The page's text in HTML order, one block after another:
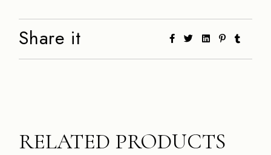
Share it
RELATED PRODUCTS